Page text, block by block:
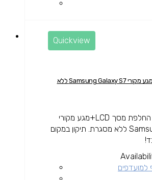
Quickview
החלפת מסך LCD+מגע מקורי Samsung Galaxy S7 ללא
תת דגם: G930 החלפת מסך LCD+מגע מקורי
Samsung Galaxy S7 ללא מסגרת. תיקון במקום
למועדפים